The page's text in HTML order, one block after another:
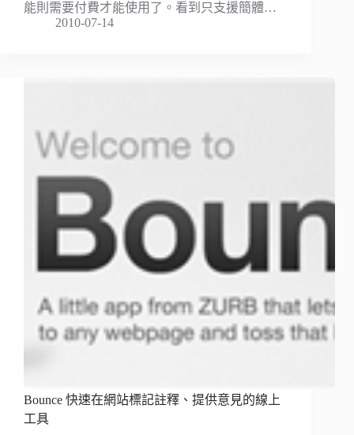
能則需要付費才能使用了。看到只支援簡體…
2010-07-14
Bounce 快速在網站標記註釋、提供意見的線上
工具